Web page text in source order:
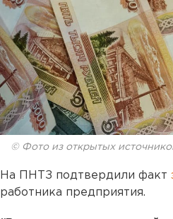
© Фото из открытых
На ПНТЗ подтвердили факт
работника предприятия.